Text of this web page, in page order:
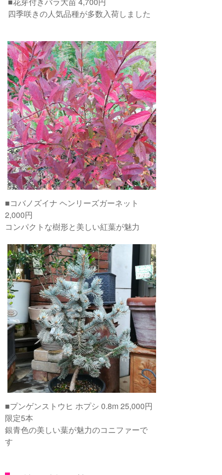
四季咲きの人気品種が多数入荷しました
■コバノズイナ ヘンリーズガーネット
2,000円
コンパクトな樹形と美しい紅葉が魅力
■プンゲンストウヒ ホプシ 0.8m 25,000円
限定5本
銀青色の美しい葉が魅力のコニファーで
す